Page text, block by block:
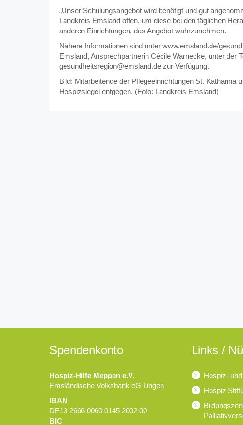
„Unser Schulungsangebot wird benötigt und gut
Landkreis Emsland offen, um diese bei den täglichen
anderen Einrichtungen, das Angebot wahrzunehmen.
Nähere Informationen sind unter www.emsland.de/
Emsland, Ansprechpartnerin Cécile Warnecke, unter der
gesundheitsregion@emsland.de zur Verfügung.
Bild: Mitarbeitende der Pflegeeinrichtungen St. Katharina
Hospizsiegel entgegen. (Foto: Landkreis Emsland)
Spendenkonto
Hospiz-Hilfe Meppen e.V.
Emsländische Volksbank eG Lingen
IBAN
DE13 2666 0060 0145 2002 00
BIC
Links /
Hospiz-
Hospiz